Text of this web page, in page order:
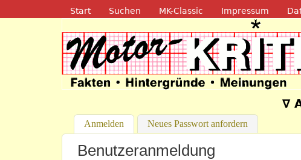
Navigation
Start Suchen MK-Classic Impressum
Motor-Kritik.de∇
Anmelden (aktiver Reiter)
Neues Passwort anfordern
Benutzeranmeldung